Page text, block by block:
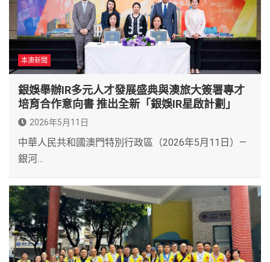
本澳新聞
銀娛舉辦IR多元人才發展盛典與澳旅大簽署專才
培育合作意向書 推出全新「銀娛IR星啟計劃」
2026年5月11日
中華人民共和國澳門特別行政區（2026年5月11日）—
銀河…